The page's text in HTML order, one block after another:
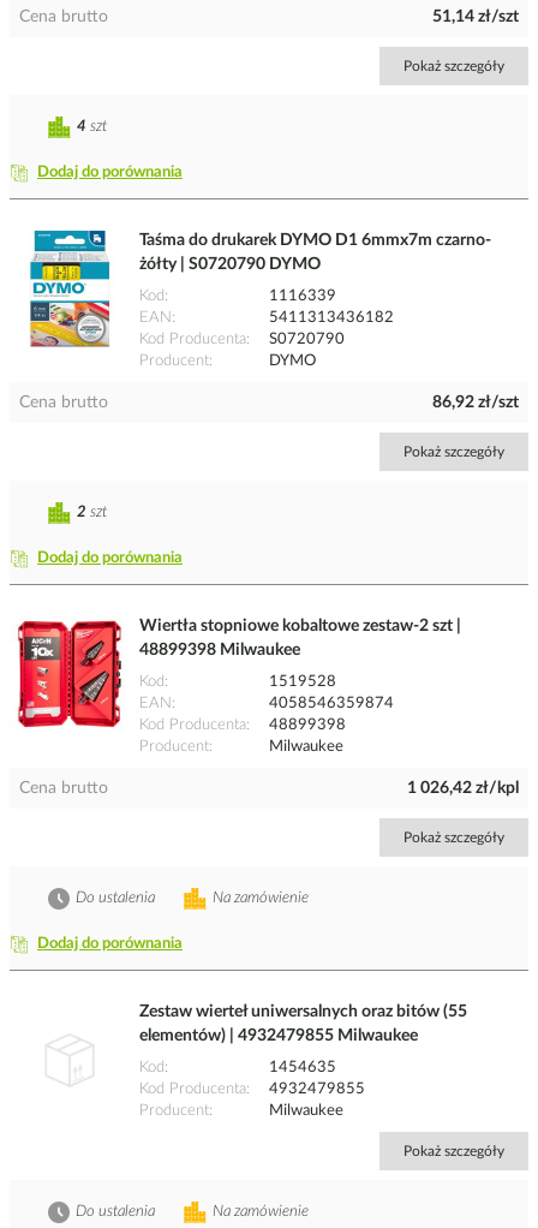
Cena brutto 51,14 zł/szt
Pokaż szczegóły
Dodaj do porównania
4 szt
Taśma do drukarek DYMO D1 6mmx7m czarno-
żółty | S0720790 DYMO
Kod
1116339
EAN
5411313436182
Kod Producenta
S0720790
Producent
DYMO
Cena brutto 86,92 zł/szt
Pokaż szczegóły
Dodaj do porównania
2 szt
Wiertła stopniowe kobaltowe zestaw-2 szt |
48899398 Milwaukee
Kod
1519528
EAN
4058546359874
Kod Producenta
48899398
Producent
Milwaukee
Cena brutto 1 026,42 zł/kpl
Pokaż szczegóły
Dodaj do porównania
Na zamówienie
Do ustalenia
Zestaw wierteł uniwersalnych oraz bitów (55
elementów) | 4932479855 Milwaukee
Kod
1454635
Kod Producenta
4932479855
Producent
Milwaukee
Pokaż szczegóły
Na zamówienie
Do ustalenia